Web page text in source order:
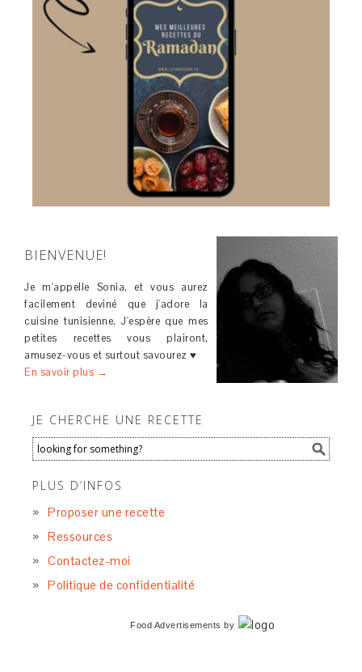
BIENVENUE!
Je m'appelle Sonia, et vous aurez
facilement deviné que j'adore la
cuisine tunisienne. J'espère que mes
petites recettes vous plairont,
amusez-vous et surtout savourez ♥
En savoir plus →
JE CHERCHE UNE RECETTE
PLUS D’INFOS
Proposer une recette
Ressources
Contactez-moi
Politique de confidentialité
Food Advertisements by